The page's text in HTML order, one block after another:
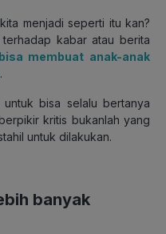
menjadi seperti itu kan?
kabar atau berita
membuat anak-anak
.
untuk bisa selalu bertanya
kritis bukanlah yang
untuk dilakukan.
banyak